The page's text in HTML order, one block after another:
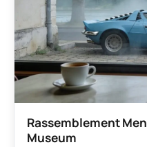
Rassemblement
Museum